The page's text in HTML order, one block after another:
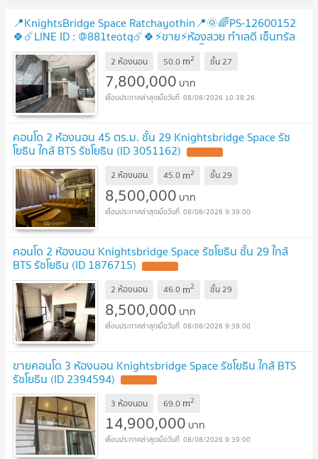
📍KnightsBridge Space Ratchayothin📍🌞🌈PS-12600152
🍀☄️LINE ID : @881teotq☄️🍀⚡ขาย⚡ห้องสวย ทำเลดี เซ็นทรัล
ลาดพร้าว ม.เกษตร ม.ศรีปทุม🚅BTS พหลโยธิน24
2 ห้องนอน 50.0 m2 ชั้น27
7,800,000 บาท
08/08/2026 10:38:26
คอนโด 2 ห้องนอน 45 ตร.ม. ชั้น 29 Knightsbridge Space รัช
โยธิน ใกล้ BTS รัชโยธิน (ID 3051162)
2 ห้องนอน 45.0 m2 ชั้น29
8,500,000 บาท
08/08/2026 9:39:00
คอนโด 2 ห้องนอน Knightsbridge Space รัชโยธิน ชั้น 29 ใกล้
BTS รัชโยธิน (ID 1876715)
2 ห้องนอน 46.0 m2 ชั้น29
8,500,000 บาท
08/08/2026 9:39:00
ขายคอนโด 3 ห้องนอน Knightsbridge Space รัชโยธิน ใกล้ BTS
รัชโยธิน (ID 2394594)
3 ห้องนอน 69.0 m2
14,900,000 บาท
08/08/2026 9:39:00